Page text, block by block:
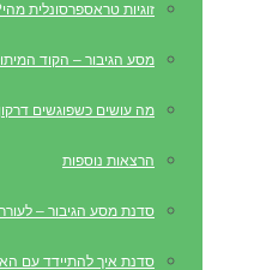
זוגיות טראספרסונלית
מסע הגיבור – הקוד
מה עושים כשפוגשים דרקון
הרצאות נוספות
סדנת מסע הגיבור –
סדנת איך להתיידד עם